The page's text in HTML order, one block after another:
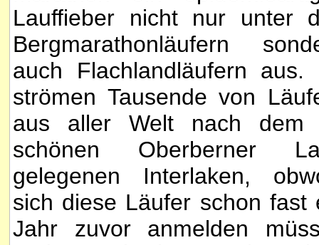
Lauffieber nicht nur unter
Bergmarathonläufern
auch Flachlandläufern aus.
strömen Tausende von
aus aller Welt nach dem
schönen Oberberner
gelegenen Interlaken,
sich diese Läufer schon fast
Jahr zuvor anmelden